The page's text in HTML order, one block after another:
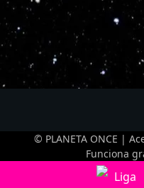
© PLANETA ONCE |
Funciona